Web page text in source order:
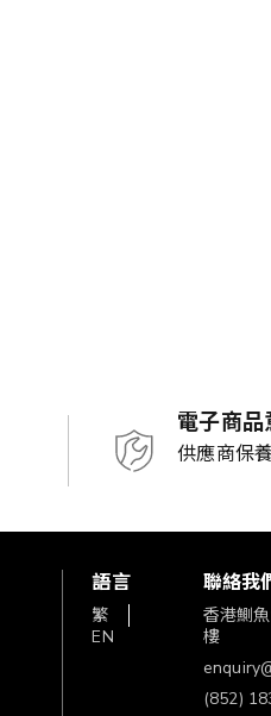
電子商品
供應商保
語言
繁
EN
聯絡我
香港鰂
樓
(852)